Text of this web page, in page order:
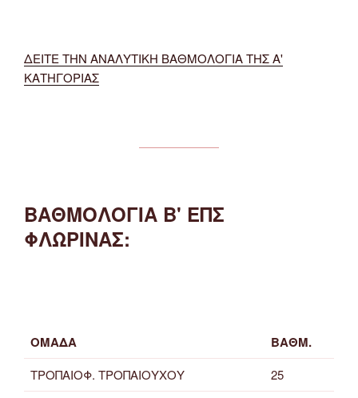
ΔΕΙΤΕ ΤΗΝ ΑΝΑΛΥΤΙΚΗ ΒΑΘΜΟΛΟΓΙΑ ΤΗΣ Α'
ΚΑΤΗΓΟΡΙΑΣ
ΒΑΘΜΟΛΟΓΙΑ Β' ΕΠΣ
ΦΛΩΡΙΝΑΣ:
ΟΜΑΔΑ ΒΑΘΜ.
ΤΡΟΠΑΙΟΦ. ΤΡΟΠΑΙΟΥΧΟΥ
25